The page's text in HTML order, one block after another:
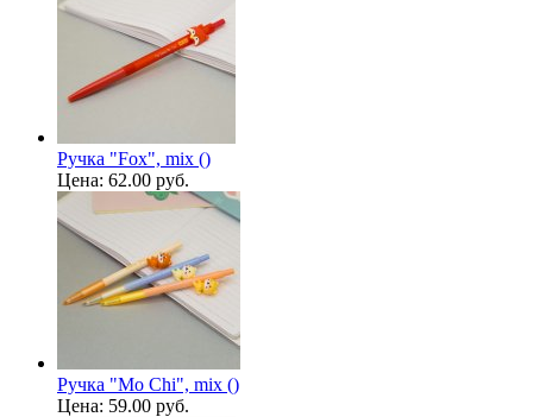
Ручка "Fox", mix ()
Цена: 62.00 руб.
Ручка "Mo Chi", mix ()
Цена: 59.00 руб.